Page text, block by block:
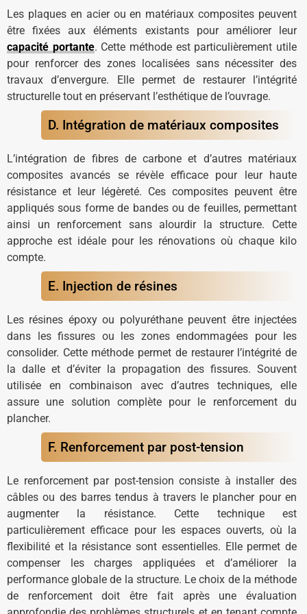
Les plaques en acier ou en matériaux composites peuvent
être fixées aux éléments existants pour améliorer leur
capacité portante. Cette méthode est particulièrement utile
pour renforcer des zones localisées sans nécessiter des
travaux d’envergure. Elle permet de restaurer l’intégrité
structurelle tout en préservant l’esthétique de l’ouvrage.
D. Intégration de matériaux composites
L’intégration de fibres de carbone et d’autres matériaux
composites avancés se révèle efficace pour leur haute
résistance et leur légèreté. Ces composites peuvent être
appliqués sous forme de bandes ou de feuilles, permettant
ainsi un renforcement sans alourdir la structure. Cette
approche est idéale pour les rénovations où chaque kilo
compte.
E. Injection de résines
Les résines époxy ou polyuréthane peuvent être injectées
dans les fissures ou les zones endommagées pour les
consolider. Cette méthode permet de restaurer l’intégrité de
la dalle et d’éviter la propagation des fissures. Souvent
utilisée en combinaison avec d’autres techniques, elle
assure une solution complète pour le renforcement du
plancher.
F. Renforcement par post-tension
Le renforcement par post-tension consiste à installer des
câbles ou des barres tendus à travers le plancher pour en
augmenter la résistance. Cette technique est
particulièrement efficace pour les espaces ouverts, où la
flexibilité et la résistance sont essentielles. Elle permet de
compenser les charges appliquées et d’améliorer la
performance globale de la structure. Le choix de la méthode
de renforcement doit être fait après une évaluation